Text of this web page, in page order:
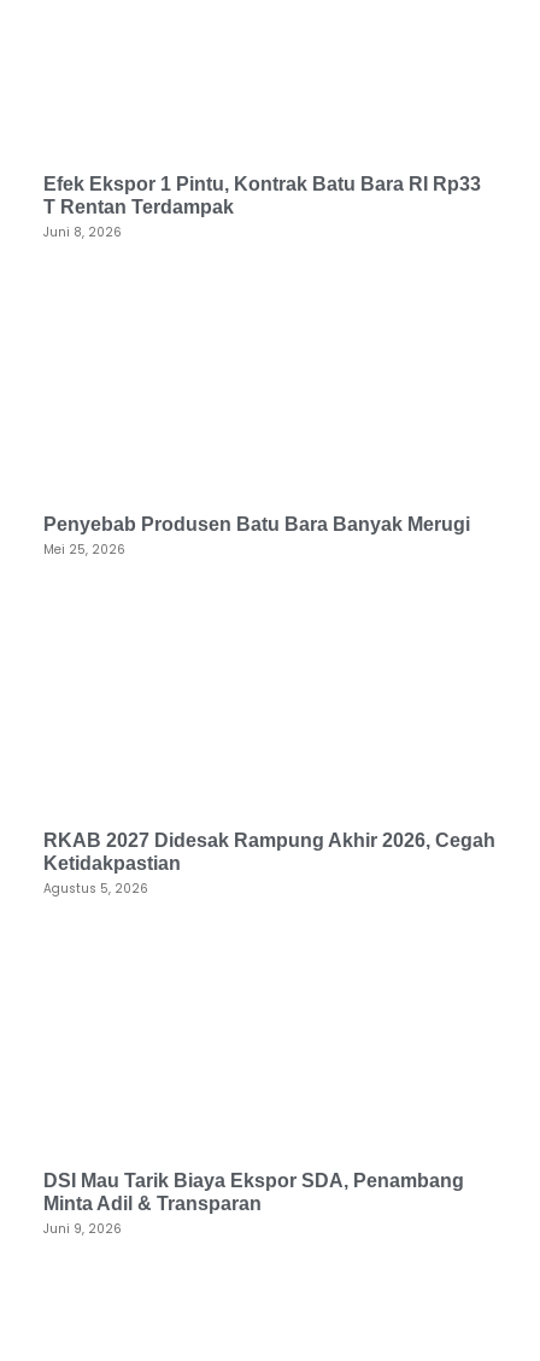
Efek Ekspor 1 Pintu, Kontrak Batu Bara RI Rp33
T Rentan Terdampak
Juni 8, 2026
Penyebab Produsen Batu Bara Banyak Merugi
Mei 25, 2026
RKAB 2027 Didesak Rampung Akhir 2026, Cegah
Ketidakpastian
Agustus 5, 2026
DSI Mau Tarik Biaya Ekspor SDA, Penambang
Minta Adil & Transparan
Juni 9, 2026